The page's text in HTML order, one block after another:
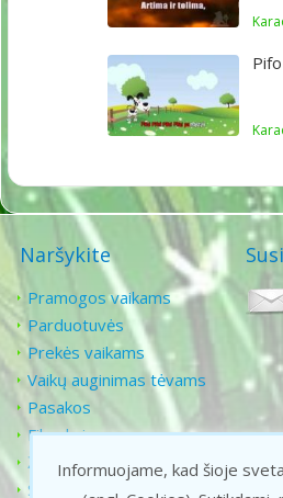
Naršykite
Pramogos vaikams
Parduotuvės
Prekės vaikams
Vaikų auginimas tėvams
Pasakos
Filmukai
Žaidimai vaikams
Senoji animacija
Informuojame, kad šioje